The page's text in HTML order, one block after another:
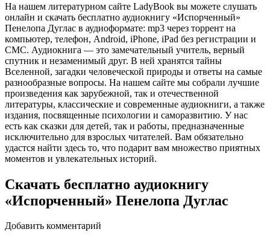
На нашем литературном сайте LadyBook вы можете слушать
онлайн и скачать бесплатно аудиокнигу «Испорченный»
Пенелопа Дуглас в аудиоформате: mp3 через торрент на
компьютер, телефон, Android, iPhone, iPad без регистрации и
СМС. Аудиокнига — это замечательный учитель, верный
спутник и незаменимый друг. В ней хранятся тайны
Вселенной, загадки человеческой природы и ответы на самые
разнообразные вопросы. На нашем сайте мы собрали лучшие
произведения как зарубежной, так и отечественной
литературы, классические и современные аудиокниги, а также
издания, посвященные психологии и саморазвитию. У нас
есть как сказки для детей, так и работы, предназначенные
исключительно для взрослых читателей. Вам обязательно
удастся найти здесь то, что подарит вам множество приятных
моментов и увлекательных историй.
Скачать бесплатно аудиокнигу
«Испорченный» Пенелопа Дуглас
Добавить комментарий